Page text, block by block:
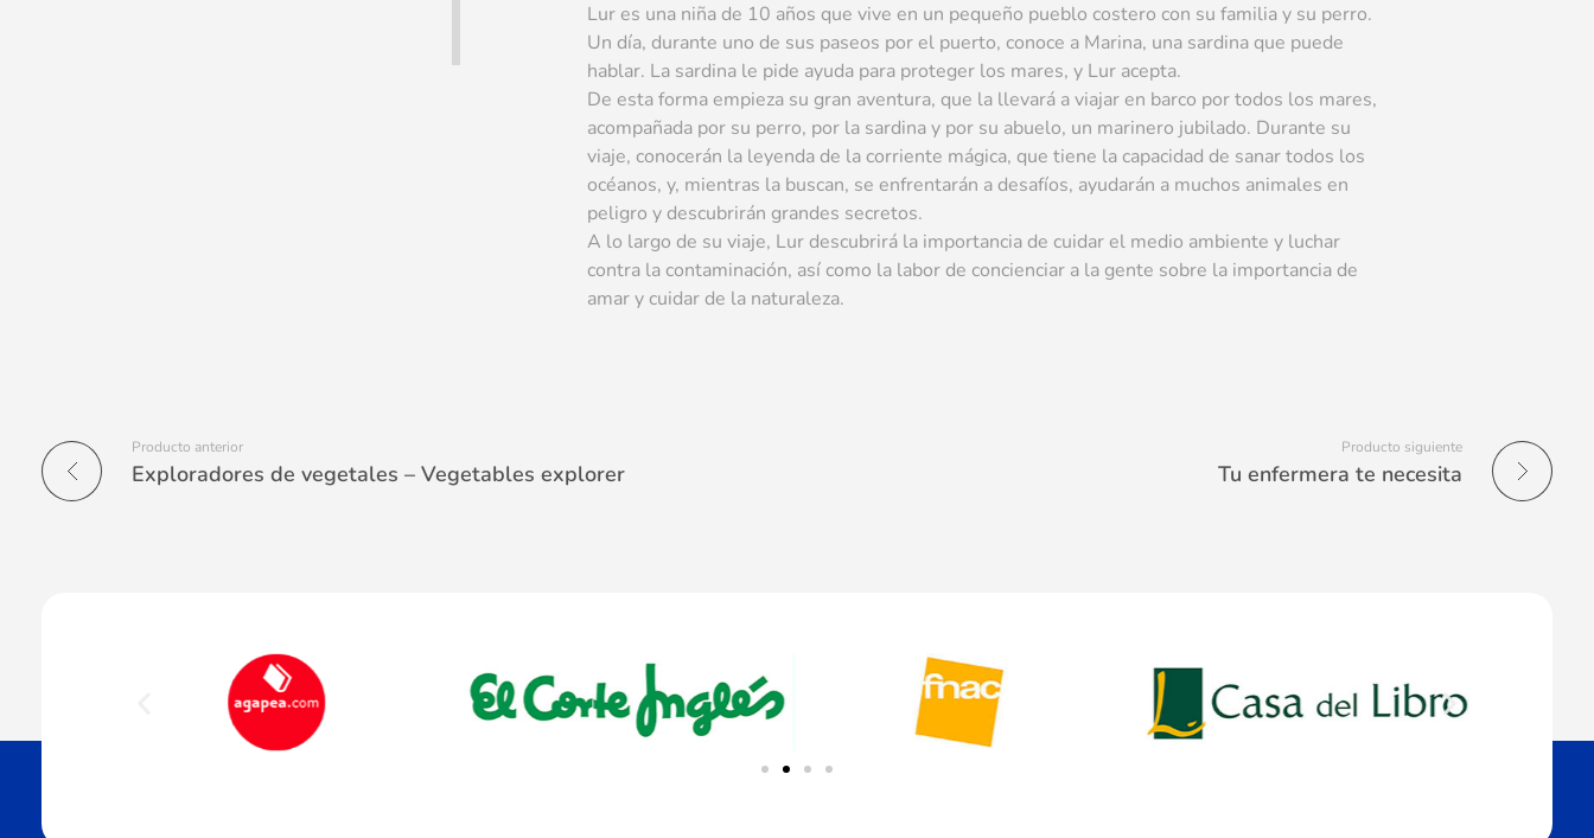
Lur es una niña de 10 años que vive en un pequeño pueblo costero con su familia y su perro.
Un día, durante uno de sus paseos por el puerto, conoce a Marina, una sardina que puede
hablar. La sardina le pide ayuda para proteger los mares, y Lur acepta.
De esta forma empieza su gran aventura, que la llevará a viajar en barco por todos los mares,
acompañada por su perro, por la sardina y por su abuelo, un marinero jubilado. Durante su
viaje, conocerán la leyenda de la corriente mágica, que tiene la capacidad de sanar todos los
océanos, y, mientras la buscan, se enfrentarán a desafíos, ayudarán a muchos animales en
peligro y descubrirán grandes secretos.
A lo largo de su viaje, Lur descubrirá la importancia de cuidar el medio ambiente y luchar
contra la contaminación, así como la labor de concienciar a la gente sobre la importancia de
amar y cuidar de la naturaleza.
Producto anterior
Exploradores de vegetales – Vegetables explorer
Producto siguiente
Tu enfermera te necesita